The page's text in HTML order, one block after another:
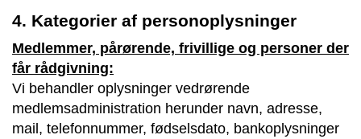
4. Kategorier af personoplysninger
Medlemmer, pårørende, frivillige og personer der
får rådgivning:
Vi behandler oplysninger vedrørende
medlemsadministration herunder navn, adresse,
mail, telefonnummer, fødselsdato, bankoplysninger